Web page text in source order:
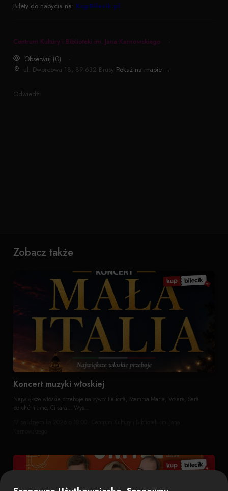
Bilety do nabycia na: KupBilecik.pl
Centrum Kultury i Biblioteki im. Jana Karnowskiego
Obserwuj (0)
ul. Dworcowa 18, 89-632 Brusy Pokaż na mapie →
Odwiedź:
Zobacz także
Koncert muzyki włoskiej
Największe włoskie przeboje na żywo: Felicità, Mamma Maria, Volare, Sarà
perché ti amo, Ci sarà… Wys...